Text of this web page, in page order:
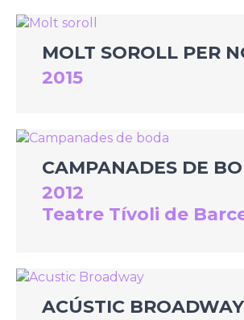
MOLT SOROLL PER
2015
CAMPANADES DE
2012
Teatre Tívoli de
ACÚSTIC BROADWAY